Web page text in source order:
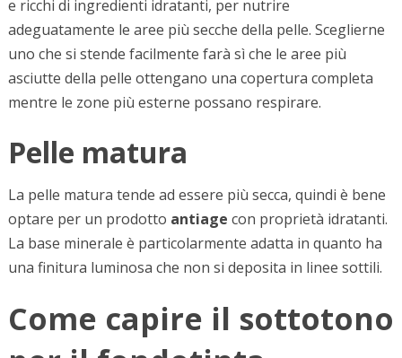
e ricchi di ingredienti idratanti, per nutrire
adeguatamente le aree più secche della pelle. Sceglierne
uno che si stende facilmente farà sì che le aree più
asciutte della pelle ottengano una copertura completa
mentre le zone più esterne possano respirare.
Pelle matura
La pelle matura tende ad essere più secca, quindi è bene
optare per un prodotto antiage con proprietà idratanti.
La base minerale è particolarmente adatta in quanto ha
una finitura luminosa che non si deposita in linee sottili.
Come capire il sottotono